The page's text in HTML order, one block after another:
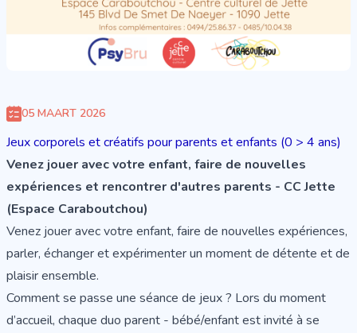
05 MAART 2026
Jeux corporels et créatifs pour parents et enfants (0 > 4 ans)
Venez jouer avec votre enfant, faire de nouvelles
expériences et rencontrer d'autres parents - CC Jette
(Espace Caraboutchou)
Venez jouer avec votre enfant, faire de nouvelles expériences,
parler, échanger et expérimenter un moment de détente et de
plaisir ensemble.
Comment se passe une séance de jeux ? Lors du moment
d’accueil, chaque duo parent - bébé/enfant est invité à se